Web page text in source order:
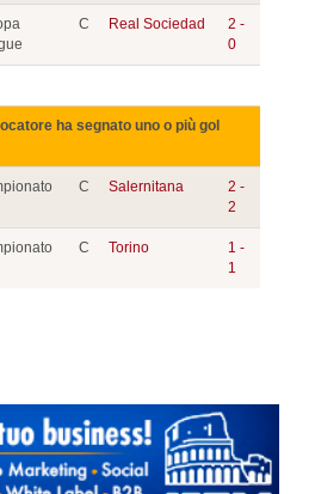
C Real Sociedad
2 -
0
ha segnato uno o più gol
C Salernitana
2 -
2
C Torino
1 -
1